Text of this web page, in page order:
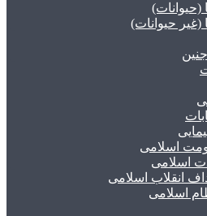
(حیوانات)
(غیر حیوانات)
اسلامی
اسلامی
انقلاب اسلامی
اسلامی